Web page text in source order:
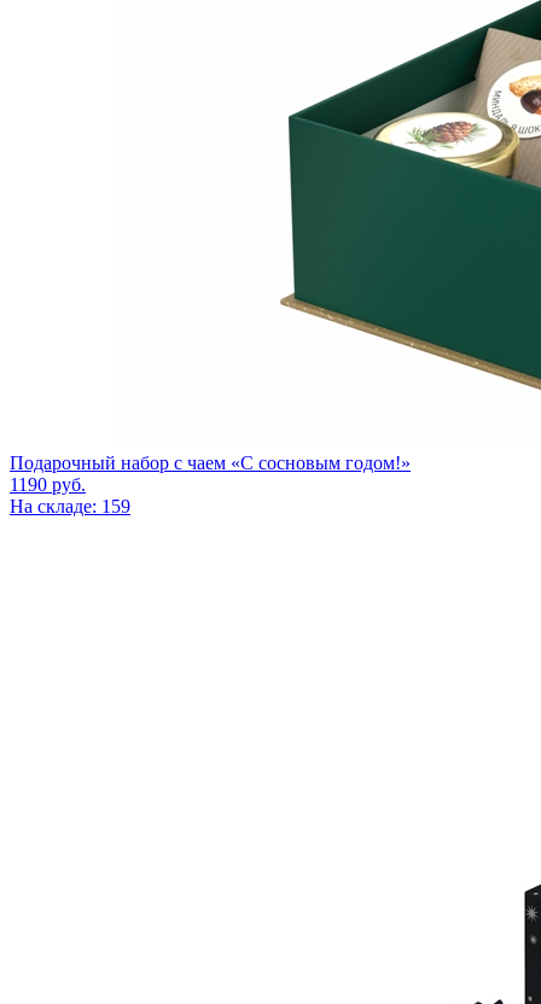
Подарочный набор c чаем «С сосновым годом!»
1190 руб.
На складе: 159